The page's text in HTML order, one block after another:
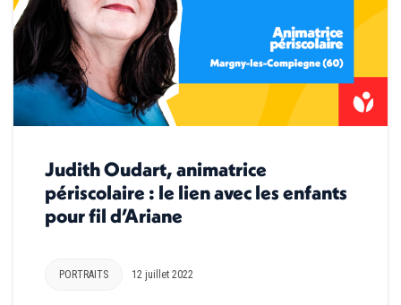
Judith Oudart, animatrice
périscolaire : le lien avec les enfants
pour fil d’Ariane
PORTRAITS 12 juillet 2022